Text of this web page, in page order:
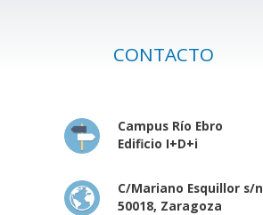
CONTACTO
Campus Río Ebro
Edificio I+D+i
C/Mariano Esquillor s/n
50018, Zaragoza